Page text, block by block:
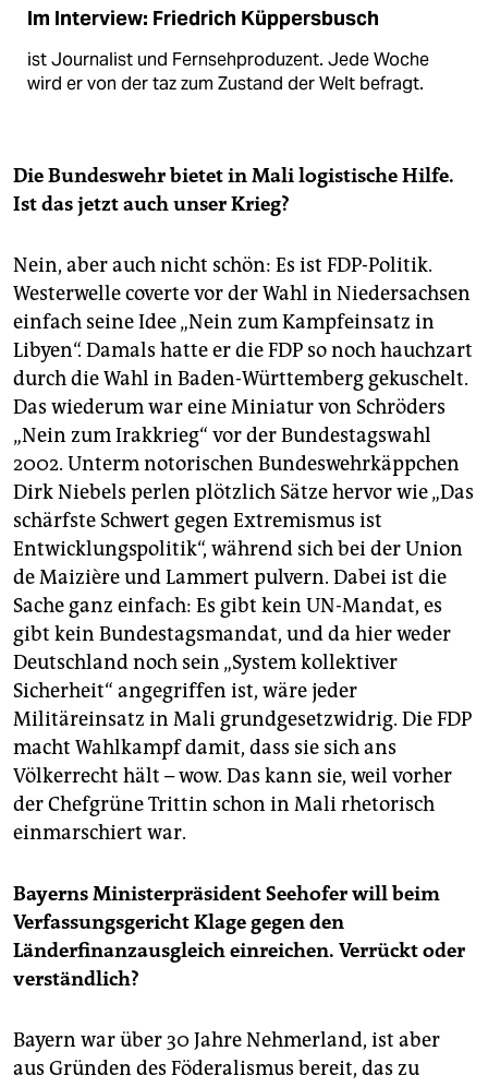
Im Interview: Friedrich Küppersbusch
ist Journalist und Fernsehproduzent. Jede Woche
wird er von der taz zum Zustand der Welt befragt.
Die Bundeswehr bietet in Mali logistische Hilfe.
Ist das jetzt auch unser Krieg?
Nein, aber auch nicht schön: Es ist FDP-Politik.
Westerwelle coverte vor der Wahl in Niedersachsen
einfach seine Idee „Nein zum Kampfeinsatz in
Libyen“. Damals hatte er die FDP so noch hauchzart
durch die Wahl in Baden-Württemberg gekuschelt.
Das wiederum war eine Miniatur von Schröders
„Nein zum Irakkrieg“ vor der Bundestagswahl
2002. Unterm notorischen Bundeswehrkäppchen
Dirk Niebels perlen plötzlich Sätze hervor wie „Das
schärfste Schwert gegen Extremismus ist
Entwicklungspolitik“, während sich bei der Union
de Maizière und Lammert pulvern. Dabei ist die
Sache ganz einfach: Es gibt kein UN-Mandat, es
gibt kein Bundestagsmandat, und da hier weder
Deutschland noch sein „System kollektiver
Sicherheit“ angegriffen ist, wäre jeder
Militäreinsatz in Mali grundgesetzwidrig. Die FDP
macht Wahlkampf damit, dass sie sich ans
Völkerrecht hält – wow. Das kann sie, weil vorher
der Chefgrüne Trittin schon in Mali rhetorisch
einmarschiert war.
Bayerns Ministerpräsident Seehofer will beim
Verfassungsgericht Klage gegen den
Länderfinanzausgleich einreichen. Verrückt oder
verständlich?
Bayern war über 30 Jahre Nehmerland, ist aber
aus Gründen des Föderalismus bereit, das zu